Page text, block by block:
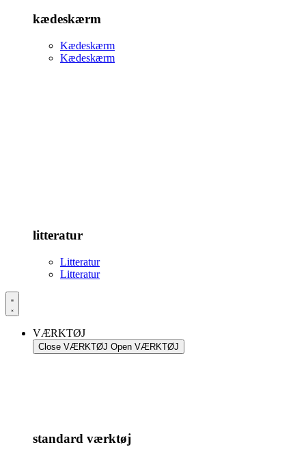
kædeskærm
Kædeskærm
Kædeskærm
litteratur
Litteratur
Litteratur
VÆRKTØJ
Close VÆRKTØJ Open VÆRKTØJ
standard værktøj